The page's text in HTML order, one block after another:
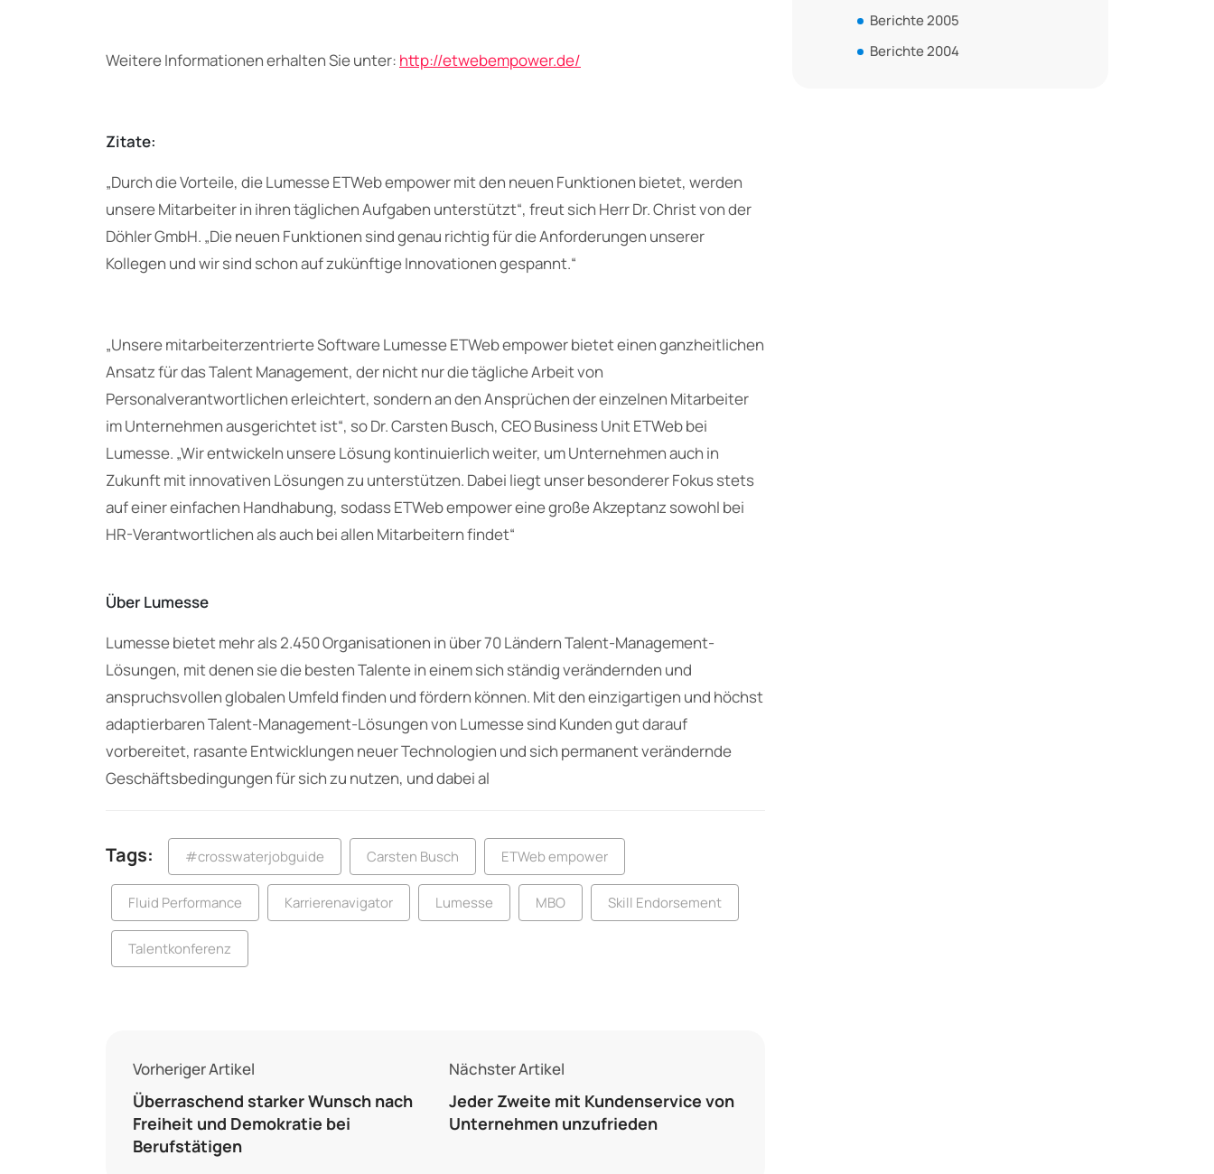
Weitere Informationen erhalten Sie unter: http://etwebempower.de/
Zitate:
„Durch die Vorteile, die Lumesse ETWeb empower mit den neuen Funktionen bietet, werden
unsere Mitarbeiter in ihren täglichen Aufgaben unterstützt“, freut sich Herr Dr. Christ von der
Döhler GmbH. „Die neuen Funktionen sind genau richtig für die Anforderungen unserer
Kollegen und wir sind schon auf zukünftige Innovationen gespannt.“
„Unsere mitarbeiterzentrierte Software Lumesse ETWeb empower bietet einen ganzheitlichen
Ansatz für das Talent Management, der nicht nur die tägliche Arbeit von
Personalverantwortlichen erleichtert, sondern an den Ansprüchen der einzelnen Mitarbeiter
im Unternehmen ausgerichtet ist“, so Dr. Carsten Busch, CEO Business Unit ETWeb bei
Lumesse. „Wir entwickeln unsere Lösung kontinuierlich weiter, um Unternehmen auch in
Zukunft mit innovativen Lösungen zu unterstützen. Dabei liegt unser besonderer Fokus stets
auf einer einfachen Handhabung, sodass ETWeb empower eine große Akzeptanz sowohl bei
HR-Verantwortlichen als auch bei allen Mitarbeitern findet“
Über Lumesse
Lumesse bietet mehr als 2.450 Organisationen in über 70 Ländern Talent-Management-
Lösungen, mit denen sie die besten Talente in einem sich ständig verändernden und
anspruchsvollen globalen Umfeld finden und fördern können. Mit den einzigartigen und höchst
adaptierbaren Talent-Management-Lösungen von Lumesse sind Kunden gut darauf
vorbereitet, rasante Entwicklungen neuer Technologien und sich permanent verändernde
Geschäftsbedingungen für sich zu nutzen, und dabei al
Tags: #crosswaterjobguide Carsten Busch ETWeb empower
Fluid Performance Karrierenavigator Lumesse MBO Skill Endorsement
Talentkonferenz
Vorheriger Artikel
Überraschend starker Wunsch nach
Freiheit und Demokratie bei
Berufstätigen
Nächster Artikel
Jeder Zweite mit Kundenservice von
Unternehmen unzufrieden
Berichte 2005
Berichte 2004